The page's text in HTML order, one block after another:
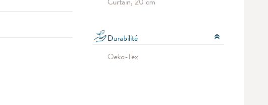
Durabilité
Oeko-Tex